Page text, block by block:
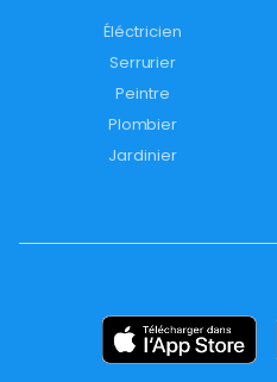
Éléctricien
Serrurier
Peintre
Plombier
Jardinier